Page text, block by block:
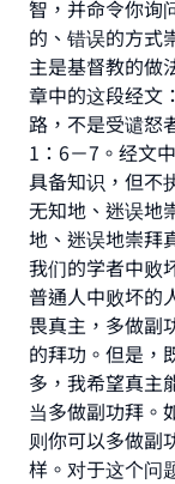
智，并命令你询
的、错误的方式
主是基督教的做
章中的这段经文
路，不是受谴怒
1：6－7。经文
具备知识，但不
无知地、迷误地
地、迷误地崇拜
我们的学者中败
普通人中败坏的
畏真主，多做副
的拜功。但是，
多，我希望真主
当多做副功拜。
则你可以多做副
样。对于这个问
"A person
good will